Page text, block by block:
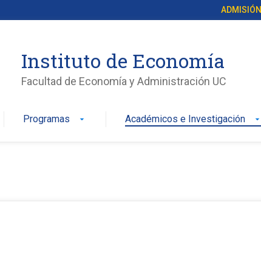
ADMISIÓN
Instituto de Economía
Facultad de Economía y Administración UC
Programas arrow_drop_down Académicos e Investigación arrow_drop_down